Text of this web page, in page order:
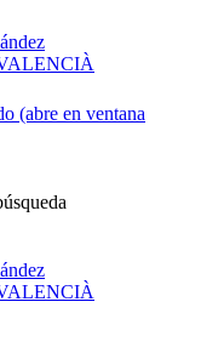
(abre en ventana